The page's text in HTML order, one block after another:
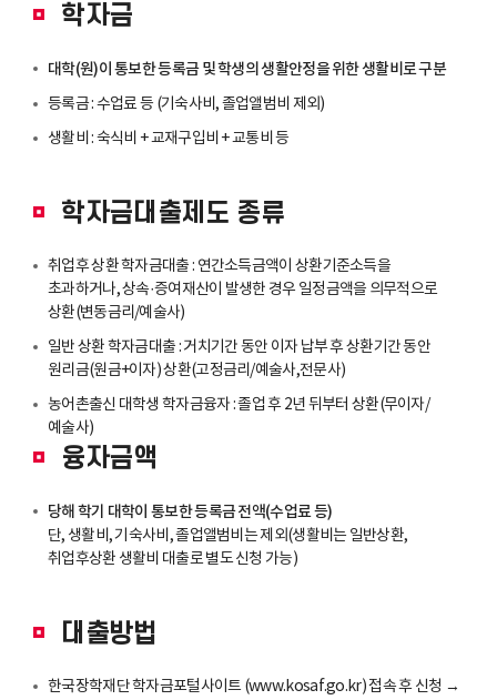
학자금
대학(원)이 통보한 등록금 및 학생의 생활안정을 위한 생활비로 구분
등록금 : 수업료 등 (기숙사비, 졸업앨범비 제외)
생활비 : 숙식비 + 교재구입비 + 교통비 등
학자금대출제도 종류
취업후 상환 학자금대출 : 연간소득금액이 상환기준소득을
초과하거나, 상속·증여재산이 발생한 경우 일정금액을 의무적으로
상환(변동금리/예술사)
일반 상환 학자금대출 : 거치기간 동안 이자 납부 후 상환기간 동안
원리금(원금+이자) 상환(고정금리/예술사,전문사)
농어촌출신 대학생 학자금융자 : 졸업 후 2년 뒤부터 상환(무이자/
예술사)
융자금액
당해 학기 대학이 통보한 등록금 전액(수업료 등)
단, 생활비, 기숙사비, 졸업앨범비는 제외(생활비는 일반상환,
취업후상환 생활비 대출로 별도 신청 가능)
대출방법
한국장학재단 학자금포털사이트 (www.kosaf.go.kr) 접속 후 신청 →